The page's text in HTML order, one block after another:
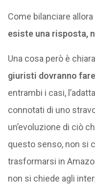
Come bilanciare
esiste una risposta,
Una cosa però è
giuristi dovranno
entrambi i casi,
connotati di uno
un’evoluzione di ciò
questo senso, non si
trasformarsi in
non si chiede agli